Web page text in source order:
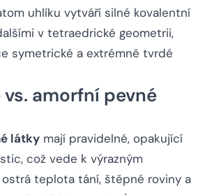
uhlíku vytváří silné kovalentní
v tetraedrické geometrii,
symetrické a extrémně tvrdé
amorfní pevné
látky mají pravidelné, opakující
což vede k výrazným
teplota tání, štěpné roviny a